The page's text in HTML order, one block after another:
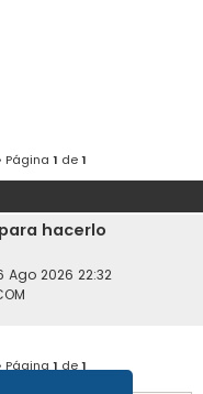
Página 1 de1
hacerlo
Ago 2026 22:32
Página1de1